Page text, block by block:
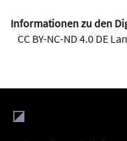
Informationen zu den
CC BY-NC-ND 4.0 DE